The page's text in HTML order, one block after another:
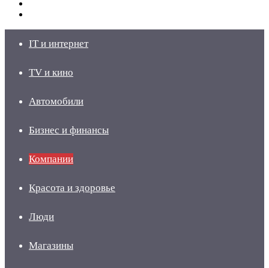
IT и интернет
TV и кино
Автомобили
Бизнес и финансы
Компании
Красота и здоровье
Люди
Магазины